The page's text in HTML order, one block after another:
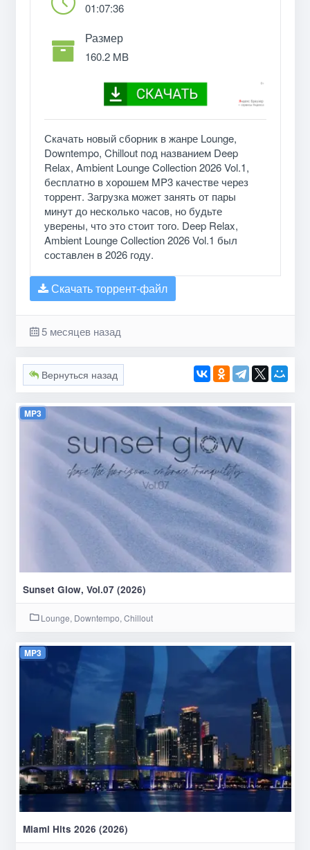
01:07:36
Размер
160.2 MB
Скачать новый сборник в жанре Lounge,
Downtempo, Chillout под названием Deep
Relax, Ambient Lounge Collection 2026 Vol.1,
бесплатно в хорошем MP3 качестве через
торрент. Загрузка может занять от пары
минут до несколько часов, но будьте
уверены, что это стоит того. Deep Relax,
Ambient Lounge Collection 2026 Vol.1 был
составлен в 2026 году.
Скачать торрент-файл
5 месяцев назад
Вернуться назад
MP3
Sunset Glow, Vol.07 (2026)
Lounge, Downtempo, Chillout
MP3
Miami Hits 2026 (2026)